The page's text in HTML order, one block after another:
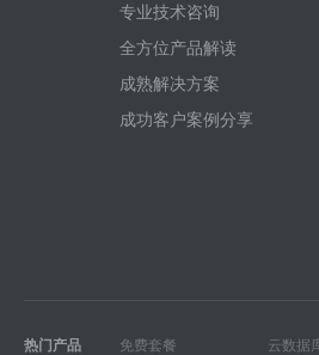
专业技术咨询
全方位产品解读
成熟解决方案
成功客户案例分享
热门产品 免费套餐 云数据